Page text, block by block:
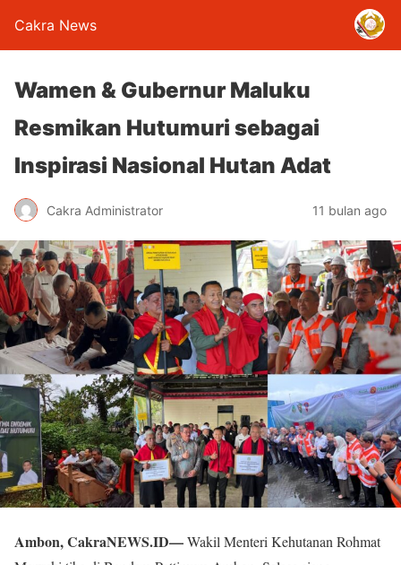
Cakra News
Wamen & Gubernur Maluku
Resmikan Hutumuri sebagai
Inspirasi Nasional Hutan Adat
Cakra Administrator 11 bulan ago
Ambon, CakraNEWS.ID—Wakil Menteri Kehutanan Rohmat